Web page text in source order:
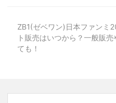
ZB1(ゼベワン)日本ファンミ
ト販売はいつから？一般販
ても！